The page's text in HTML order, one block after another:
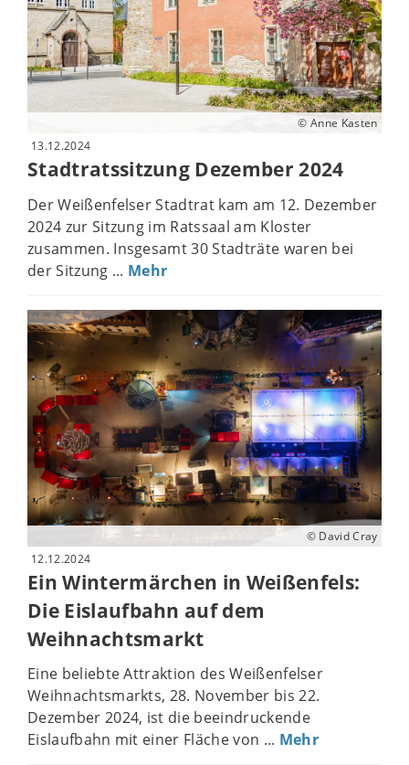
© Anne Kasten
13.12.2024
Stadtratssitzung Dezember 2024
Der Weißenfelser Stadtrat kam am 12. Dezember
2024 zur Sitzung im Ratssaal am Kloster
zusammen. Insgesamt 30 Stadträte waren bei
der Sitzung ... Mehr
© David Cray
12.12.2024
Ein Wintermärchen in Weißenfels:
Die Eislaufbahn auf dem
Weihnachtsmarkt
Eine beliebte Attraktion des Weißenfelser
Weihnachtsmarkts, 28. November bis 22.
Dezember 2024, ist die beeindruckende
Eislaufbahn mit einer Fläche von ... Mehr